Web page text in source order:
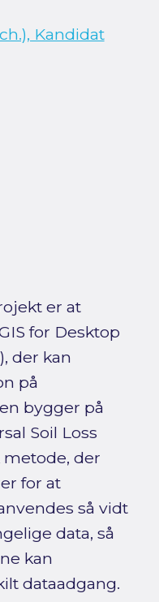
Kandidat
er at
for Desktop
der kan
på
bygger på
Soil Loss
metode, der
for at
så vidt
data, så
kan
dataadgang.